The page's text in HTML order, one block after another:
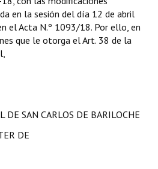
en la sesión del día 12 de abril
el Acta N.º 1093/18. Por ello, en
que le otorga el Art. 38 de la
DE SAN CARLOS DE BARILOCHE
DE